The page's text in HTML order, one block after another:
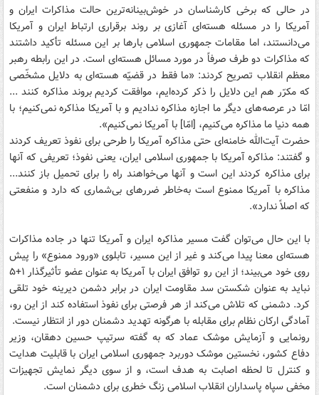
در حالی که برخی کارشناسان در خوش‌بینانه‌ترین حالت مذاکرات ایران و
آمریکا را در مسئله هسته‌ای آغازی بر روند برقراری ارتباط ایران و آمریکا
می‌دانستند، اما مقامات جمهوری اسلامی بارها بر این مسئله تأکید داشتند
که مذاکرات دو طرف صرفاً در مورد مسائل هسته‌ای است. در این رابطه رهبر
معظم انقلاب تصریح کردند: «ما فقط در قضیّه هسته‌ای به دلایل مشخّصی
که مکرّر هم این دلایل را ذکر کرده‌ایم، موافقت کردیم بروند مذاکره کنند ...
امّا در عرصه‌های دیگر ما اجازه مذاکره ندادیم و با آمریکا مذاکره نمی‌کنیم؛ با
همه دنیا ما مذاکره می‌کنیم، [امّا] با آمریکا نمی‌کنیم».
حضرت آیت‌الله خامنه‌ای حتی مذاکره آمریکا را طرحی برای نفوذ تعریف کردند
و گفتند: مذاکره آمریکا با جمهوری اسلامی ایران، یعنی نفوذ؛ تعریفی که آنها
برای مذاکره کردند این است و آنها می‌خواهند راه را برای تحمیل باز کنند...
مذاکره با آمریکا ممنوع است به‌خاطر ضررهای بی‌شماری که دارد و منفعتی
که اصلاً ندارد».
با این حال می‌توان گفت مسیر مذاکره ایران و آمریکا تنها در جاده مذاکرات
هسته‌ای معنا پیدا می‌کند و غیر از این مسیر، تابلوی «ورود ممنوع» را پیش
روی خود می‌بیند؛ از این رو توافق ایران با آمریکا به عنوان عضو تأثیرگذار ۱+۵
نباید به عنوان شکستن سد مقاومت ایران در برابر دشمن دیرینه خود تلقی
کرد. دشمنی که تلاش می‌کند از هر فرصتی برای نفوذ استفاده کند از این رو،
آمادگی ارکان نظام برای مقابله با هرگونه تهدید دشمنان دور از انتظار نیست.
رونمایی و آزمایش موشک عماد که به گفته سرتیپ حسین دهقان، وزیر
دفاع کشور، نخستین موشک دوربرد جمهوری اسلامی ایران با قابلیت هدایت
و کنترل تا لحظه اصابت به هدف است، و از سوی دیگر نمایش تجهیزات
مخفی سپاه پاسداران انقلاب اسلامی زنگ خطری برای دشمنان است.